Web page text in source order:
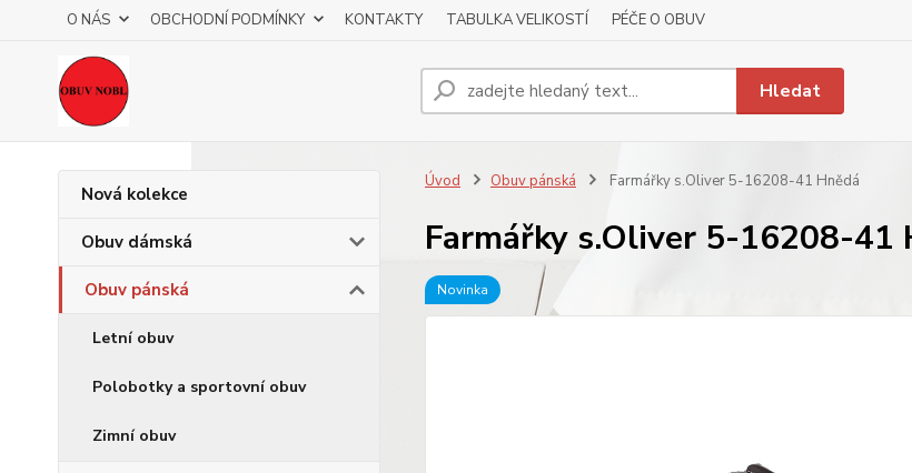
O NÁS OBCHODNÍ PODMÍNKY KONTAKTY TABULKA VELIKOSTÍ PÉČE O OBUV
Hledat
Nová kolekce
Obuv dámská
Obuv pánská
Letní obuv
Polobotky a sportovní obuv
Zimní obuv
Úvod Obuv pánská Farmářky s.Oliver 5-16208-41 Hnědá
Farmářky s.Oliver 5-16208-41
Novinka